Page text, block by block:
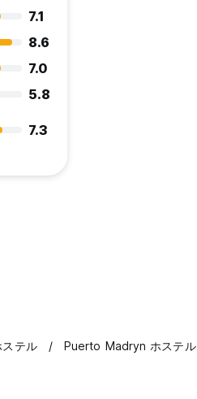
7.1
8.6
7.0
5.8
7.3
ステル Puerto Madryn ホステル